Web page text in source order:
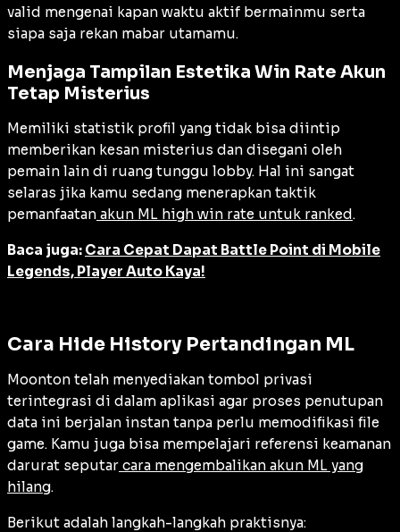
valid mengenai kapan waktu aktif bermainmu serta
siapa saja rekan mabar utamamu.
Menjaga Tampilan Estetika Win Rate Akun
Tetap Misterius
Memiliki statistik profil yang tidak bisa diintip
memberikan kesan misterius dan disegani oleh
pemain lain di ruang tunggu lobby. Hal ini sangat
selaras jika kamu sedang menerapkan taktik
pemanfaatan akun ML high win rate untuk ranked.
Baca juga: Cara Cepat Dapat Battle Point di Mobile
Legends, Player Auto Kaya!
Cara Hide History Pertandingan ML
Moonton telah menyediakan tombol privasi
terintegrasi di dalam aplikasi agar proses penutupan
data ini berjalan instan tanpa perlu memodifikasi file
game. Kamu juga bisa mempelajari referensi keamanan
darurat seputar cara mengembalikan akun ML yang
hilang.
Berikut adalah langkah-langkah praktisnya: